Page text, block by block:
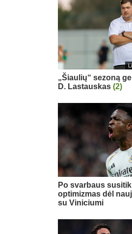
„Šiaulių“ sezoną
D. Lastauskas (2)
Po svarbaus
optimizmas dėl
su Viniciumi